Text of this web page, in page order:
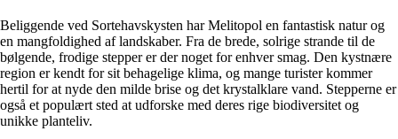
Beliggende ved Sortehavskysten har Melitopol en fantastisk natur og
en mangfoldighed af landskaber. Fra de brede, solrige strande til de
bølgende, frodige stepper er der noget for enhver smag. Den kystnære
region er kendt for sit behagelige klima, og mange turister kommer
hertil for at nyde den milde brise og det krystalklare vand. Stepperne er
også et populært sted at udforske med deres rige biodiversitet og
unikke planteliv.